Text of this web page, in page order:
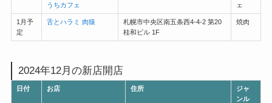
うちカフェ
ェ
1月予
定
舌とハラミ 肉猿
札幌市中央区南五条西4-4-2 第20
桂和ビル 1F
焼肉
2024年12月の新店開店
日付 お店 住所
ジャ
ンル